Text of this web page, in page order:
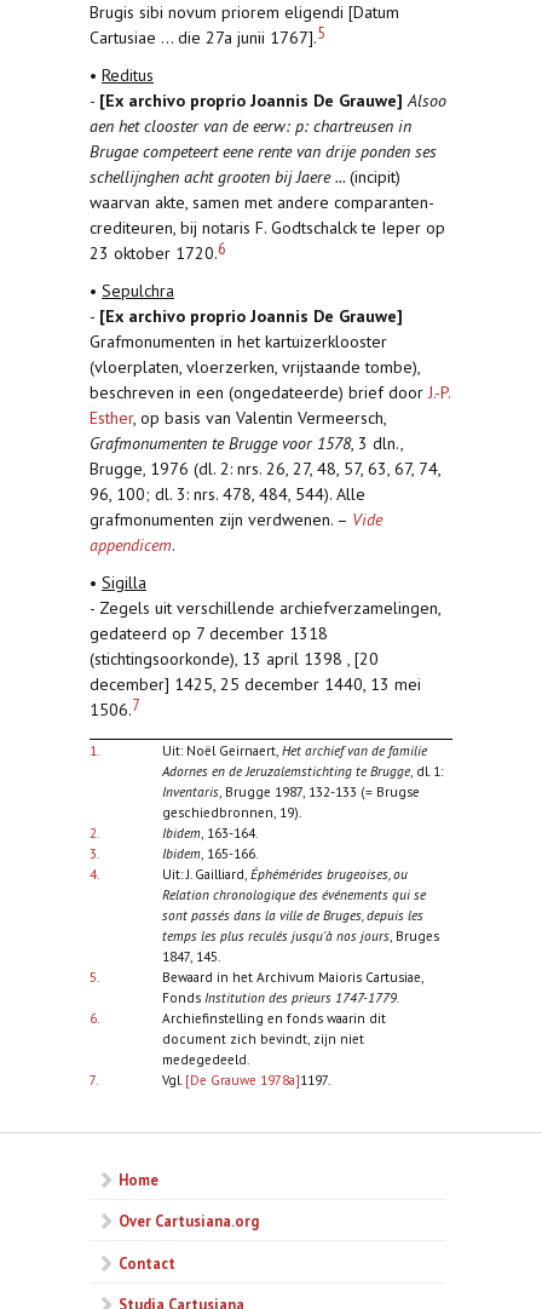
Brugis sibi novum priorem eligendi [Datum
Cartusiae ... die 27a junii 1767].5
• Reditus
- [Ex archivo proprio Joannis De Grauwe] Alsoo
aen het clooster van de eerw: p: chartreusen in
Brugae competeert eene rente van drije ponden ses
schellijnghen acht grooten bij Jaere ... (incipit)
waarvan akte, samen met andere comparanten-
crediteuren, bij notaris F. Godtschalck te Ieper op
23 oktober 1720.6
• Sepulchra
- [Ex archivo proprio Joannis De Grauwe]
Grafmonumenten in het kartuizerklooster
(vloerplaten, vloerzerken, vrijstaande tombe),
beschreven in een (ongedateerde) brief door J.-P.
Esther, op basis van Valentin Vermeersch,
Grafmonumenten te Brugge voor 1578, 3 dln.,
Brugge, 1976 (dl. 2: nrs. 26, 27, 48, 57, 63, 67, 74,
96, 100; dl. 3: nrs. 478, 484, 544). Alle
grafmonumenten zijn verdwenen. – Vide
appendicem.
• Sigilla
- Zegels uit verschillende archiefverzamelingen,
gedateerd op 7 december 1318
(stichtingsoorkonde), 13 april 1398 , [20
december] 1425, 25 december 1440, 13 mei
1506.7
1. Uit: Noël Geirnaert, Het archief van de familie
Adornes en de Jeruzalemstichting te Brugge, dl. 1:
Inventaris, Brugge 1987, 132-133 (= Brugse
geschiedbronnen, 19).
2.
Ibidem, 163-164.
3.
Ibidem, 165-166.
4.
Uit: J. Gailliard, Éphémérides brugeoises, ou
Relation chronologique des événements qui se
sont passés dans la ville de Bruges, depuis les
temps les plus reculés jusqu'à nos jours, Bruges
1847, 145.
5.
Bewaard in het Archivum Maioris Cartusiae,
Fonds Institution des prieurs 1747-1779.
6.
Archiefinstelling en fonds waarin dit
document zich bevindt, zijn niet
medegedeeld.
7.
Vgl. [De Grauwe 1978a]1197.
Home
Over Cartusiana.org
Contact
Studia Cartusiana